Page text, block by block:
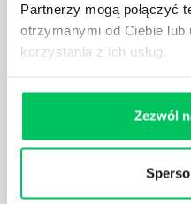
Partnerzy mogą połączyć
otrzymanymi od Ciebie
korzystania z ich usług.
Zezwól
tworzenia dokumentów
tworzenia plików
obliczenia czy
WORD - TWARDA
Twarda spacja to termin